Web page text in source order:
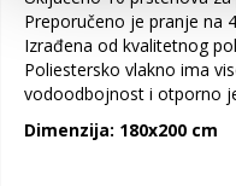
Preporučeno je pranje na
Izrađena od kvalitetnog
Poliestersko vlakno ima
vodoodbojnost i otporno
Dimenzija: 180x200 cm